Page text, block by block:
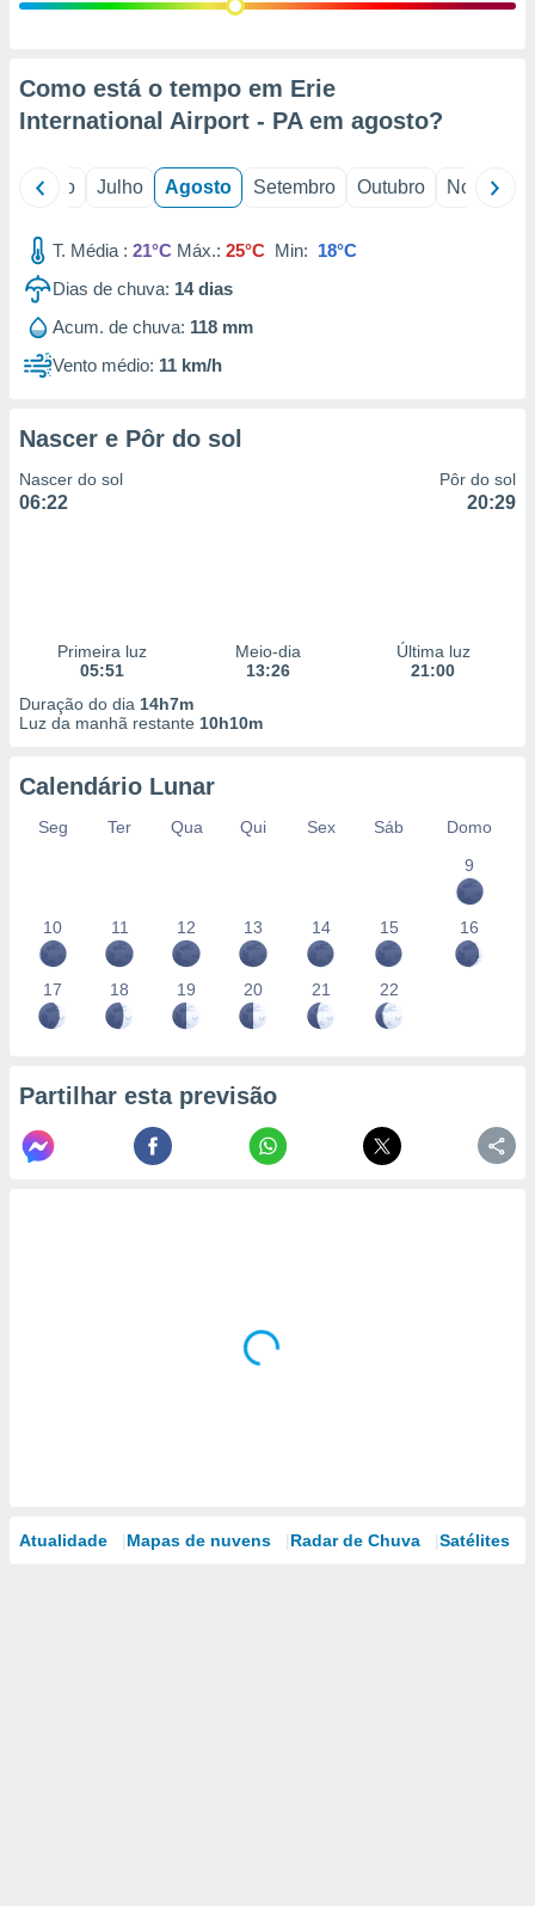
estudos
1199
Como está o tempo em Erie
International Airport - PA em agosto?
Junho Julho Agosto Setembro Outubro Novembro
T. Média : 21°C Máx.: 25°C Min: 18°C
Dias de chuva: 14dias
Acum. de chuva: 118 mm
Vento médio: 11 km/h
Nascer e Pôr do sol
Nascer do sol
06:22
Pôr do sol
20:29
Primeira luz
05:51
Meio-dia
13:26
Última luz
21:00
Duração do dia 14h7m
Luz da manhã restante 10h10m
Calendário Lunar
Seg Ter Qua Qui Sex Sáb
Domo
9
10 11 12 13 14 15 16
17 18 19 20 21 22
Partilhar esta previsão
Atualidade Mapas de nuvens Radar de Chuva Satélites